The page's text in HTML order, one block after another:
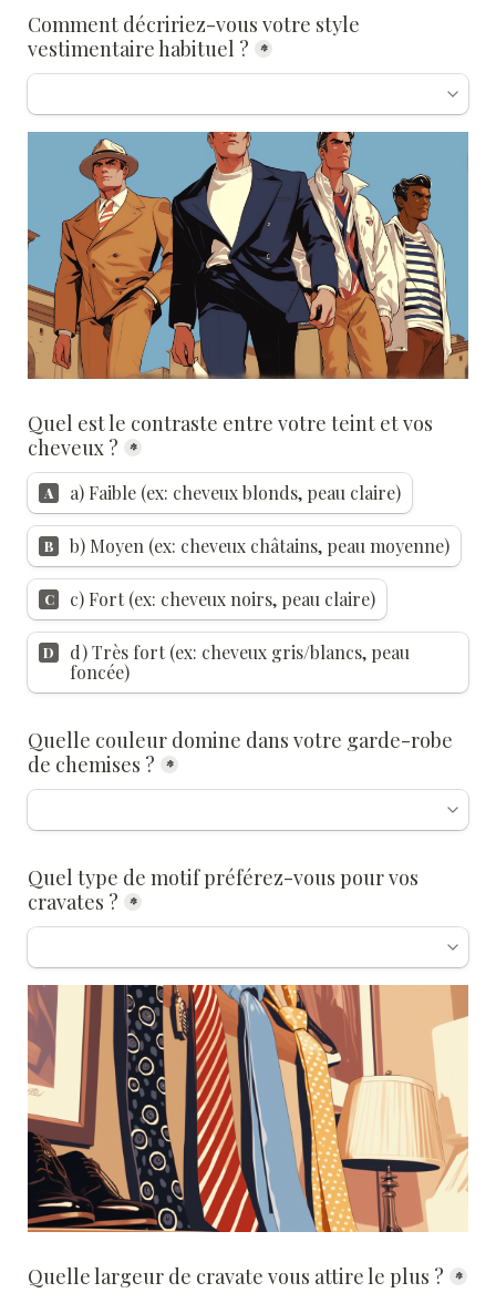
Comment décririez-vous votre style
vestimentaire habituel ? *
Quel est le contraste entre votre teint et vos
cheveux ? *
A a) Faible (ex: cheveux blonds, peau claire)
B b) Moyen (ex: cheveux châtains, peau moyenne)
C c) Fort (ex: cheveux noirs, peau claire)
D
d) Très fort (ex: cheveux gris/blancs, peau
foncée)
Quelle couleur domine dans votre garde-robe
de chemises ? *
Quel type de motif préférez-vous pour vos
cravates ? *
Quelle largeur de cravate vous attire le plus ? *